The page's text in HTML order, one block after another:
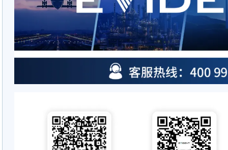
Evident 原为奥林巴斯公司旗下的
2022年，奥林巴斯公司拆分其科学
生命科学与工业检测技术业务），
2025年7月1日，Evident的检测技
舶和工业市场提供设备、系统和数
供应商。双方携手推动创新、提升